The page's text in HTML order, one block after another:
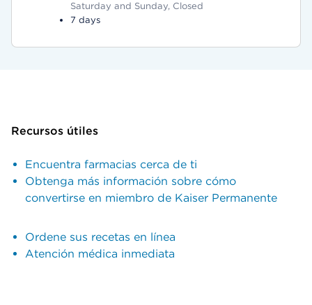
Saturday and Sunday, Closed
7 days
Recursos útiles
Encuentra farmacias cerca de ti
Obtenga más información sobre cómo
convertirse en miembro de Kaiser Permanente
Ordene sus recetas en línea
Atención médica inmediata